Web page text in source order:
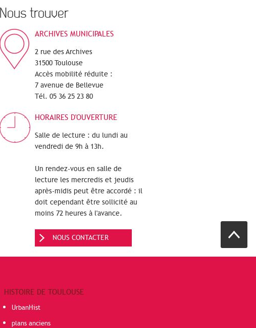
Nous trouver
ARCHIVES MUNICIPALES
2 rue des Archives
31500 Toulouse
Accès mobilité réduite :
7 avenue de Bellevue
Tél. 05 36 25 23 80
HORAIRES D'OUVERTURE
Salle de lecture : du lundi au
vendredi de 9h à 13h.
Un rendez-vous en salle de
lecture les mercredis et jeudis
après-midis peut être accordé : il
doit cependant être sollicité au
moins 72 heures à l'avance.
NOUS CONTACTER
HISTOIRE DE TOULOUSE
UrbanHist
plans anciens